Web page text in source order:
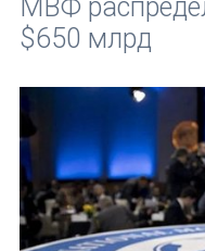
МВФ
$650 млрд